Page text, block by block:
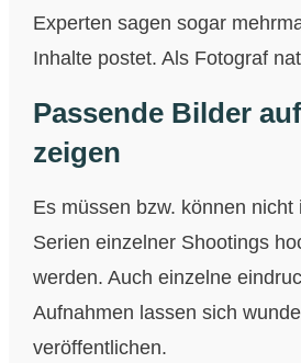
Experten sagen sogar
Inhalte postet. Als Fotograf
Passende Bilder
zeigen
Es müssen bzw. können nicht
Serien einzelner Shootings
werden. Auch einzelne
Aufnahmen lassen sich
veröffentlichen.